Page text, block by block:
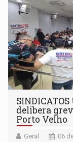
delibera
Porto Velho
Geral 06